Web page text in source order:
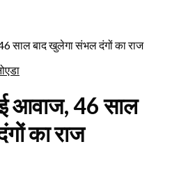
साल बाद खुलेगा संभल दंगों का राज
आवाज, 46 साल
का राज